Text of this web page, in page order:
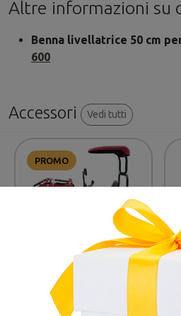
Altre informazioni su
Benna livellatrice 50 cm
600
Accessori Vedi tutti
PROMO
BLUEBIRD
Mini escavatore MEX
Precedente